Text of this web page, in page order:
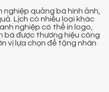
quảng bá hình ảnh,
Lịch có nhiều loại khác
nghiệp có thể in logo,
bá được thương hiệu công
vị lựa chọn để tặng nhân